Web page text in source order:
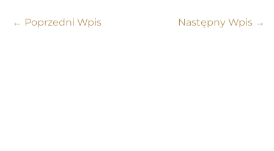
← Poprzedni Wpis Następny Wpis →